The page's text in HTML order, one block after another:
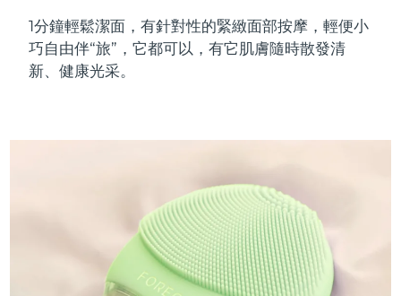
1分鐘輕鬆潔面，有針對性的緊緻面部按摩，輕便小
巧自由伴“旅”，它都可以，有它肌膚隨時散發清
新、健康光采。
Massage, LED heating
LUNA™ 4 mini
For young skin, T-zone
LUNA™ 4 go
Microcurrent toning on-the-go
面部提拉護理
Premium anti-aging skincare
BEAR™ 設備
UFO™ 3 套裝
Deep facial hydration
UFO™ 3 mini
Red light therapy device for young skin
issa™ 4
Hybrid silicone sonic toothbrush
Smart hybrid silicone sonic toothbrush
issa™ 4 smile
Hybrid silicone sonic toothbrush
FAQ™ 抗老護理
Clinical anti-aging
FAQ™ 102
LED mask
FAQ™ 202
FAQ™ 301
肌膚年輕化
NEW
FAQ™ 501
汶萊
保加利亞 預計送達日期2026/8/10
智利 預計送達日期2026/8/14
預計送達日期
預計送達日期2026/8/14
預計送達日期2026/8/10